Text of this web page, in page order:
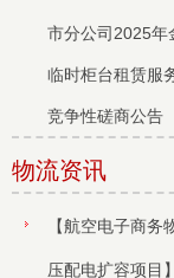
市分公司2025年
临时柜台租赁服
竞争性磋商公告
物流资讯
【航空电子商务
压配电扩容项目